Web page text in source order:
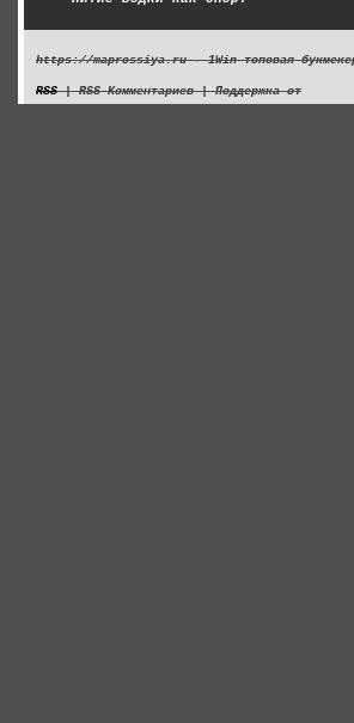
https://maprossiya.ru - 1Win топовая
RSS| RSS Комментариев | Поддержка от